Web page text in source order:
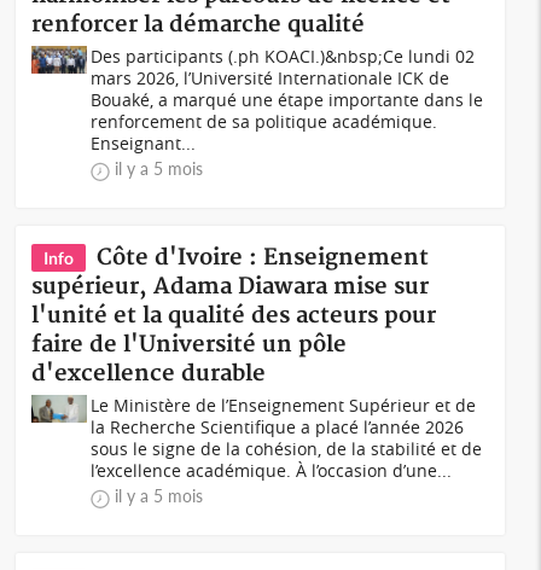
renforcer la démarche qualité
Des participants (.ph KOACI.)&nbsp;Ce lundi 02
mars 2026, l’Université Internationale ICK de
Bouaké, a marqué une étape importante dans le
renforcement de sa politique académique.
Enseignant...
il y a 5 mois
Info
Côte d'Ivoire : Enseignement
supérieur, Adama Diawara mise sur
l'unité et la qualité des acteurs pour
faire de l'Université un pôle
d'excellence durable
Le Ministère de l’Enseignement Supérieur et de
la Recherche Scientifique a placé l’année 2026
sous le signe de la cohésion, de la stabilité et de
l’excellence académique. À l’occasion d’une...
il y a 5 mois